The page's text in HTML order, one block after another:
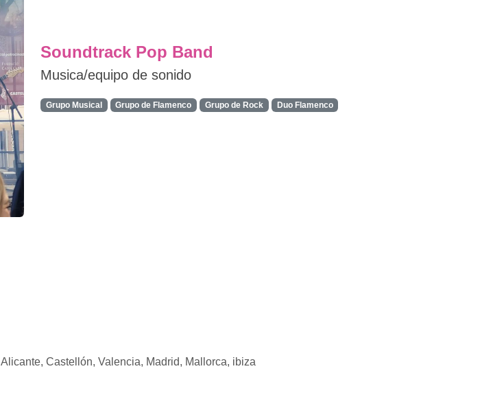
Soundtrack Pop Band
Musica/equipo de sonido
Grupo Musical Grupo de Flamenco Grupo de Rock Duo Flamenco
Alicante, Castellón, Valencia, Madrid, Mallorca, ibiza